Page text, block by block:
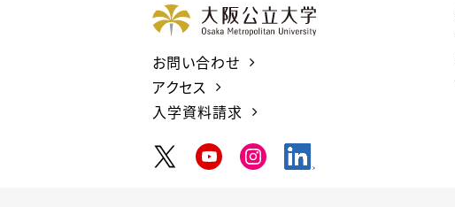
お問い合わせ
アクセス
入学資料請求